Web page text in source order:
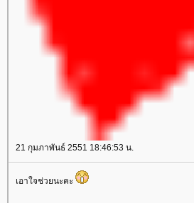
21 กุมภาพันธ์ 2551 18:46:53 น.
เอาใจช่วยนะคะ